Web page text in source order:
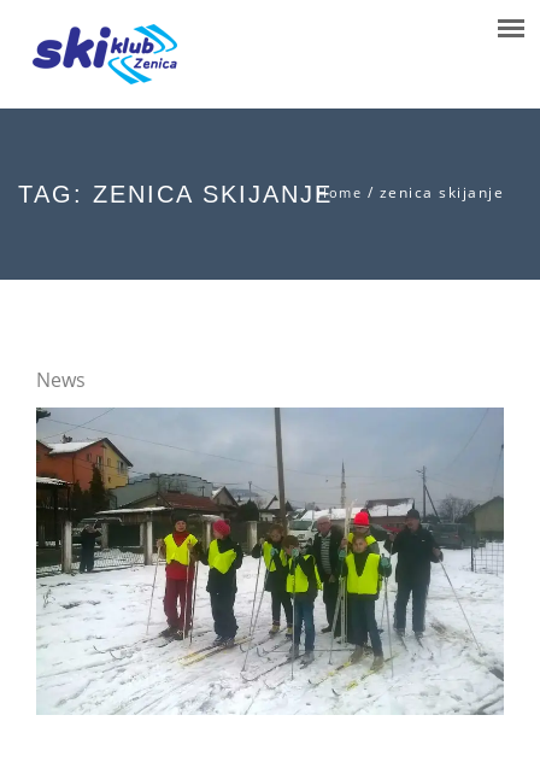
TAG: ZENICA SKIJANJEHome / zenica skijanje
News